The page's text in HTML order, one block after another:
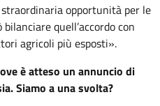
opportunità per le
quell’accordo con
agricoli più esposti».
è atteso un annuncio di
Siamo a una svolta?